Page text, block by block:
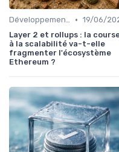
Développements futurs • 19/06/
Layer 2 et rollups : la
à la scalabilité va-t-elle
fragmenter l'écosystème
Ethereum ?